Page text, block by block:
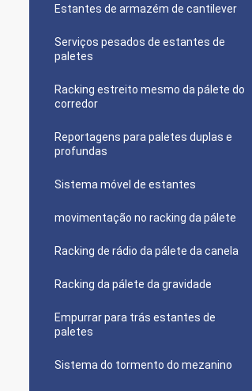
Estantes de armazém de cantilever
Serviços pesados de estantes de
paletes
Racking estreito mesmo da pálete do
corredor
Reportagens para paletes duplas e
profundas
Sistema móvel de estantes
movimentação no racking da pálete
Racking de rádio da pálete da canela
Racking da pálete da gravidade
Empurrar para trás estantes de
paletes
Sistema do tormento do mezanino